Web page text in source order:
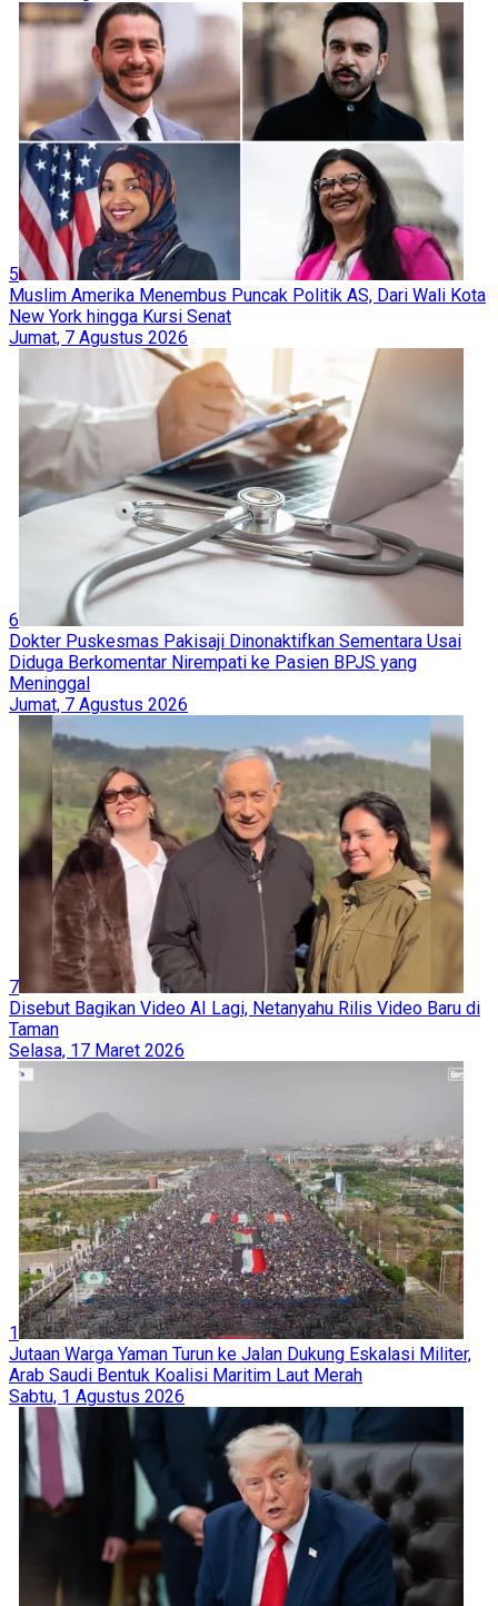
5
Muslim Amerika Menembus Puncak Politik AS, Dari Wali Kota
New York hingga Kursi Senat
Jumat, 7 Agustus 2026
6
Dokter Puskesmas Pakisaji Dinonaktifkan Sementara Usai
Diduga Berkomentar Nirempati ke Pasien BPJS yang
Meninggal
Jumat, 7 Agustus 2026
7
Disebut Bagikan Video AI Lagi, Netanyahu Rilis Video Baru di
Taman
Selasa, 17 Maret 2026
1
Jutaan Warga Yaman Turun ke Jalan Dukung Eskalasi Militer,
Arab Saudi Bentuk Koalisi Maritim Laut Merah
Sabtu, 1 Agustus 2026